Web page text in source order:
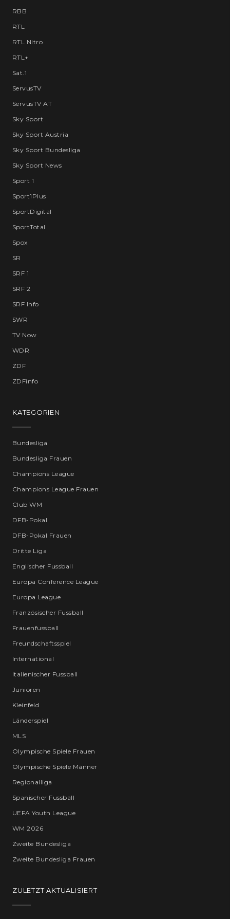
RBB
RTL
RTL Nitro
RTL+
Sat.1
ServusTV
ServusTV AT
Sky Sport
Sky Sport Austria
Sky Sport Bundesliga
Sky Sport News
Sport 1
Sport1Plus
SportDigital
SportTotal
Spox
SR
SRF 1
SRF 2
SRF Info
SWR
TV Now
WDR
ZDF
ZDFinfo
KATEGORIEN
Bundesliga
Bundesliga Frauen
Champions League
Champions League Frauen
Club WM
DFB-Pokal
DFB-Pokal Frauen
Dritte Liga
Englischer Fussball
Europa Conference League
Europa League
Französischer Fussball
Frauenfussball
Freundschaftsspiel
International
Italienischer Fussball
Junioren
Kleinfeld
Länderspiel
MLS
Olympische Spiele Frauen
Olympische Spiele Männer
Regionalliga
Spanischer Fussball
UEFA Youth League
WM 2026
Zweite Bundesliga
Zweite Bundesliga Frauen
ZULETZT AKTUALISIERT